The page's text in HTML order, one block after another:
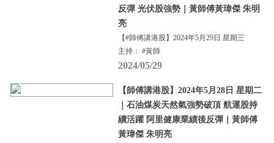
反彈 光伏股強勢｜黃師傅黃瑋傑 朱明
亮
【#師傅講港股】2024年5月29日 星期三
主持： #黃師
2024/05/29
【師傅講港股】2024年5月28日 星期二
｜石油煤炭天然氣強勢破頂 航運股持
續活躍 阿里健康業績後反彈｜黃師傅
黃瑋傑 朱明亮